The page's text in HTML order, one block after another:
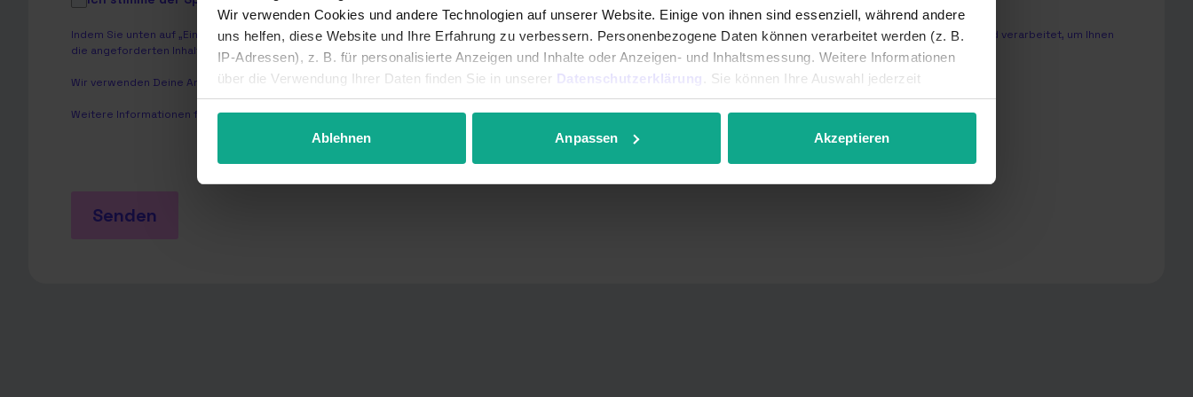
Wir verwenden Cookies und andere Technologien auf unserer Website. Einige von ihnen sind essenziell, während andere
uns helfen, diese Website und Ihre Erfahrung zu verbessern. Personenbezogene Daten können verarbeitet werden (z. B.
IP-Adressen), z. B. für personalisierte Anzeigen und Inhalte oder Anzeigen- und Inhaltsmessung. Weitere Informationen
über die Verwendung Ihrer Daten finden Sie in unserer Datenschutzerklärung . Sie können Ihre Auswahl jederzeit
unter Details widerrufen oder anpassen.
Ablehnen Anpassen Akzeptieren
Indem Sie unten auf „Einsenden“ klicken, stimmen Sie zu, dass die Lünecom Kommunikationslösungen GmbH die oben angegebenen personenbezogenen Daten speichert und verarbeitet, um Ihnen
die angeforderten Inhalte bereitzustellen.
Wir verwenden Deine Angaben zweckgebunden zur Bearbeitung Deiner Anfrage.
Weitere Informationen findest Du in unsererDatenschutzerklärung.
Senden